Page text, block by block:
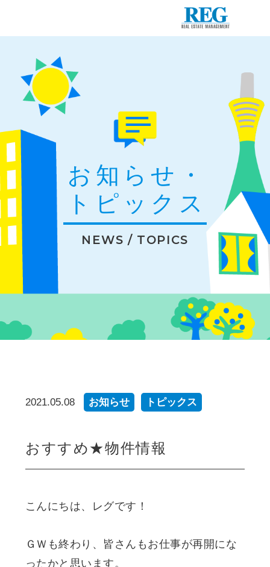
お知らせ・
トピックス
NEWS / TOPICS
2021.05.08 お知らせ トピックス
おすすめ★物件情報
こんにちは、レグです！
ＧＷも終わり、皆さんもお仕事が再開にな
ったかと思います。